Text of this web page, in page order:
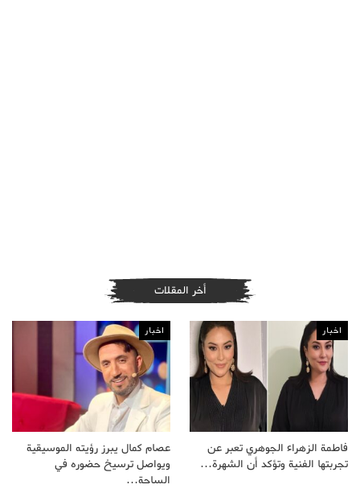
أخر المقلات
اخبار
فاطمة الزهراء الجوهري تعبر عن
تجربتها الفنية وتؤكد أن الشهرة…
اخبار
عصام كمال يبرز رؤيته الموسيقية
ويواصل ترسيخ حضوره في
الساحة…